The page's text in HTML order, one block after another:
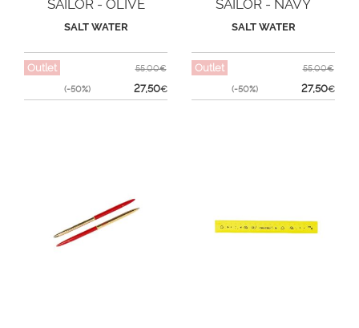
SAILOR - OLIVE
SALT WATER
Outlet
(-50%)
55,00€
27,50€
SAILOR - NAVY
SALT WATER
Outlet
(-50%)
55,00€
27,50€